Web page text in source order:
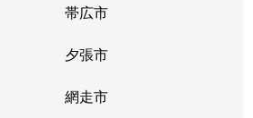
帯広市
夕張市
網走市